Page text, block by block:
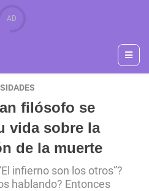
filósofo se
vida sobre la
de la muerte
infierno son los otros”?
hablando? Entonces